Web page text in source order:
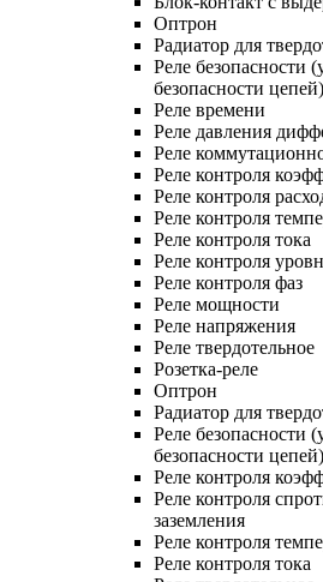
Оптрон
Радиатор для
Реле безопасности
безопасности цепей)
Реле времени
Реле давления
Реле
Реле контроля
Реле контроля
Реле контроля
Реле контроля тока
Реле контроля
Реле контроля фаз
Реле мощности
Реле напряжения
Реле твердотельное
Розетка-реле
Оптрон
Радиатор для
Реле безопасности
безопасности цепей)
Реле контроля
Реле контроля
заземления
Реле контроля
Реле контроля тока